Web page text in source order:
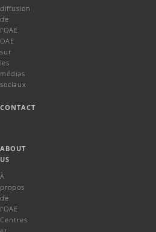
diffusion
de
l'OAE
OAE
sur
les
médias
sociaux
CONTACT
ABOUT
US
À
propos
de
l'OAE
Centres